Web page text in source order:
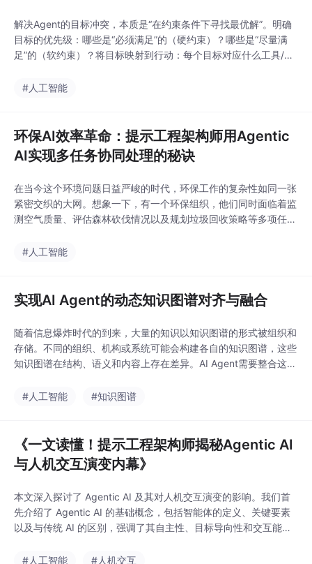
解决Agent的目标冲突，本质是“在约束条件下寻找最优解”。明确
目标的优先级：哪些是“必须满足”的（硬约束）？哪些是“尽量满
足”的（软约束）？将目标映射到行动：每个目标对应什么工具/策
志分析，不断调整目标权重或策略。
#人工智能
环保AI效率革命：提示工程架构师用Agentic
AI实现多任务协同处理的秘诀
在当今这个环境问题日益严峻的时代，环保工作的复杂性如同一张
紧密交织的大网。想象一下，有一个环保组织，他们同时面临着监
测空气质量、评估森林砍伐情况以及规划垃圾回收策略等多项任
务，不仅效率低下，而且各任务之间缺乏有效的协同，导致信息无
#人工智能
实现AI Agent的动态知识图谱对齐与融合
随着信息爆炸时代的到来，大量的知识以知识图谱的形式被组织和
存储。不同的组织、机构或系统可能会构建各自的知识图谱，这些
知识图谱在结构、语义和内容上存在差异。AI Agent需要整合这些
种任务，如问答系统、智能决策等。本文的目的就是详细阐述如何
#人工智能 #知识图谱
《一文读懂！提示工程架构师揭秘Agentic AI
与人机交互演变内幕》
本文深入探讨了 Agentic AI 及其对人机交互演变的影响。我们首
先介绍了 Agentic AI 的基础概念，包括智能体的定义、关键要素
以及与传统 AI 的区别，强调了其自主性、目标导向性和交互能
层、认知层和行动层，到运行机制的目标设定、环境感知、决策与
#人工智能 #人机交互